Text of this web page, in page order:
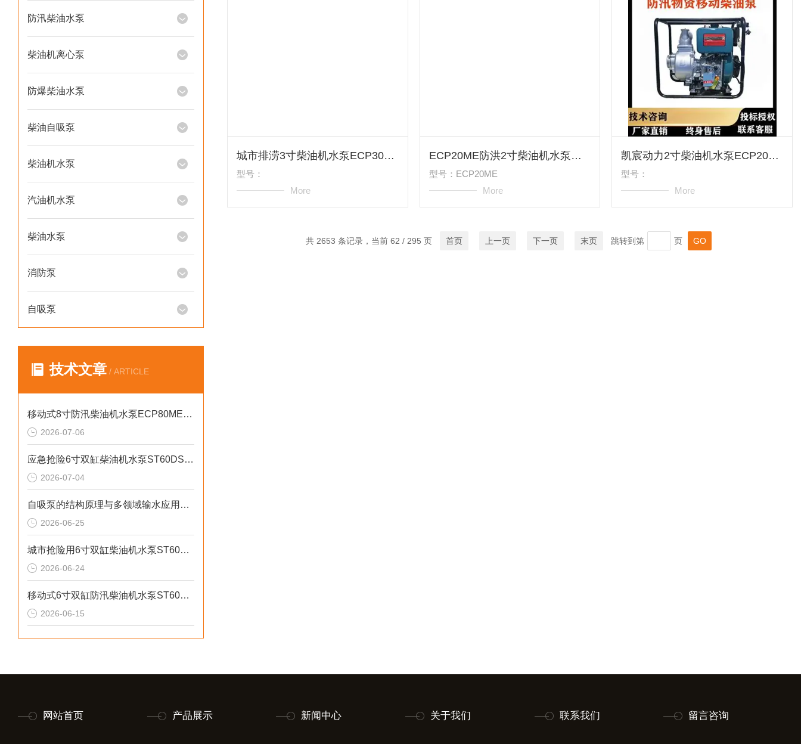
防汛柴油水泵
柴油机离心泵
防爆柴油水泵
柴油自吸泵
柴油机水泵
汽油机水泵
柴油水泵
消防泵
自吸泵
技术文章 / ARTICLE
移动式8寸防汛柴油机水泵ECP80ME产品介绍
2026-07-06
应急抢险6寸双缸柴油机水泵ST60DS产品介绍
2026-07-04
自吸泵的结构原理与多领域输水应用探析
2026-06-25
城市抢险用6寸双缸柴油机水泵ST60DS产品介绍
2026-06-24
移动式6寸双缸防汛柴油机水泵ST60SD产品介绍
2026-06-15
城市排涝3寸柴油机水泵ECP30ME
型号：
More
ECP20ME防洪2寸柴油机水泵厂家
型号：ECP20ME
More
凯宸动力2寸柴油机水泵ECP20ME
型号：
More
共 2653 条记录，当前 62 / 295 页 首页 上一页 下一页 末页 跳转到第 页
网站首页 产品展示 新闻中心 关于我们 联系我们 留言咨询